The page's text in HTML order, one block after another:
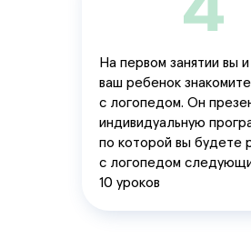
На первом занятии вы и
ваш ребенок
с логопедом. Он
индивидуальную
по которой вы будете
с логопедом
10 уроков